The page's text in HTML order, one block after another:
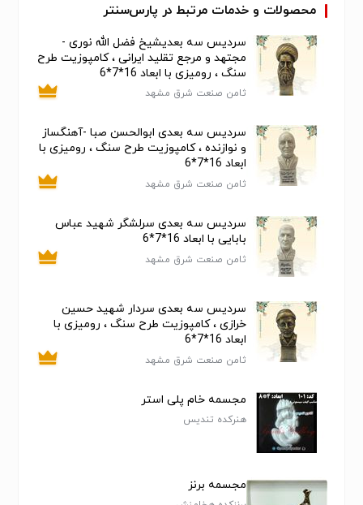
محصولات و خدمات مرتبط در پارس‌سنتر
سردیس سه بعدیشیخ فضل الله نوری -
مجتهد و مرجع تقلید ایرانی ، کامپوزیت طرح
سنگ ، رومیزی با ابعاد 16*7*6
ثامن صنعت شرق مشهد
سردیس سه بعدی ابوالحسن صبا -آهنگساز
و نوازنده ، کامپوزیت طرح سنگ ، رومیزی با
ابعاد 16*7*6
ثامن صنعت شرق مشهد
سردیس سه بعدی سرلشگر شهید عباس
بابایی با ابعاد 16*7*6
ثامن صنعت شرق مشهد
سردیس سه بعدی سردار شهید حسین
خرازی ، کامپوزیت طرح سنگ ، رومیزی با
ابعاد 16*7*6
ثامن صنعت شرق مشهد
مجسمه خام پلی استر
هنرکده تندیس
مجسمه برنز